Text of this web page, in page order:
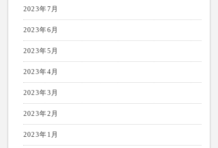
2023年7月
2023年6月
2023年5月
2023年4月
2023年3月
2023年2月
2023年1月